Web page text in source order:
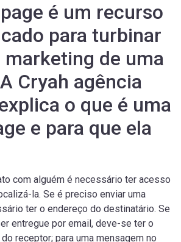
é um recurso
para turbinar
de uma
Cryah agência
o que é uma
e para que ela
com alguém é necessário ter acesso
la. Se é preciso enviar uma
ter o endereço do destinatário. Se
entregue por email, deve-se ter o
receptor; para uma mensagem no